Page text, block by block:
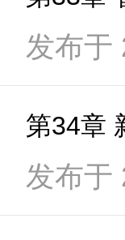
发布于
第34章
发布于